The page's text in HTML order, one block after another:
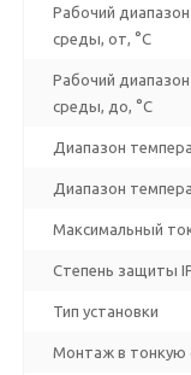
Рабочий
среды, от, °C
Рабочий
среды, до, °C
Диапазон
Диапазон
Максимальный
Степень защиты
Тип установки
Монтаж в тонкую